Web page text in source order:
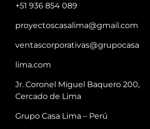
+51 936 854 089
proyectoscasalima@gmail.com
ventascorporativas@grupocasa
lima.com
Jr. Coronel Miguel Baquero 200,
Cercado de Lima
Grupo Casa Lima – Perú